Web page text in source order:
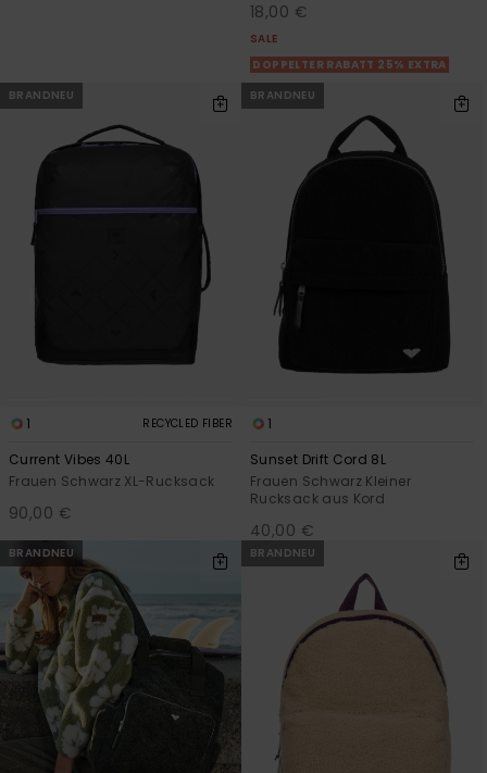
18,00 €
SALE
DOPPELTER RABATT 25% EXTRA
BRANDNEU
1 RECYCLED FIBER
Current Vibes 40L
Frauen Schwarz XL-Rucksack
90,00 €
BRANDNEU
1
Sunset Drift Cord 8L
Frauen Schwarz Kleiner
Rucksack aus Kord
40,00 €
BRANDNEU BRANDNEU